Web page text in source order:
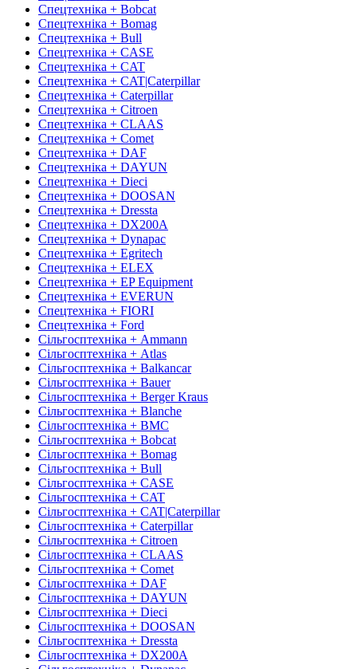
Спецтехніка + Bobcat
Спецтехніка + Bomag
Спецтехніка + Bull
Спецтехніка + CASE
Спецтехніка + CAT
Спецтехніка + CAT|Caterpillar
Спецтехніка + Caterpillar
Спецтехніка + Citroen
Спецтехніка + CLAAS
Спецтехніка + Comet
Спецтехніка + DAF
Спецтехніка + DAYUN
Спецтехніка + Dieci
Спецтехніка + DOOSAN
Спецтехніка + Dressta
Спецтехніка + DX200A
Спецтехніка + Dynapac
Спецтехніка + Egritech
Спецтехніка + ELEX
Спецтехніка + EP Equipment
Спецтехніка + EVERUN
Спецтехніка + FIORI
Спецтехніка + Ford
Сільгосптехніка + Ammann
Сільгосптехніка + Atlas
Сільгосптехніка + Balkancar
Сільгосптехніка + Bauer
Сільгосптехніка + Berger Kraus
Сільгосптехніка + Blanche
Сільгосптехніка + BMC
Сільгосптехніка + Bobcat
Сільгосптехніка + Bomag
Сільгосптехніка + Bull
Сільгосптехніка + CASE
Сільгосптехніка + CAT
Сільгосптехніка + CAT|Caterpillar
Сільгосптехніка + Caterpillar
Сільгосптехніка + Citroen
Сільгосптехніка + CLAAS
Сільгосптехніка + Comet
Сільгосптехніка + DAF
Сільгосптехніка + DAYUN
Сільгосптехніка + Dieci
Сільгосптехніка + DOOSAN
Сільгосптехніка + Dressta
Сільгосптехніка + DX200A